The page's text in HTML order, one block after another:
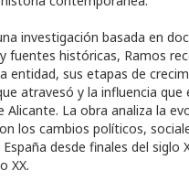
investigación basada en
fuentes históricas, Ramos
entidad, sus etapas de
atravesó y la influencia que
Alicante. La obra analiza la
los cambios políticos,
desde finales del siglo
XX.